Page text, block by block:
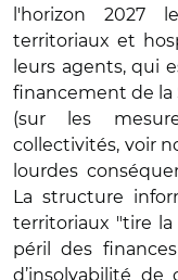
l'horizon 2027
territoriaux et
leurs agents, qui
financement de la
(sur les
collectivités, voir
lourdes
La structure
territoriaux "tire la
péril des
d’insolvabilité de